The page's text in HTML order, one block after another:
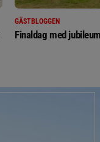
GÄSTBLOGGEN
Finaldag med